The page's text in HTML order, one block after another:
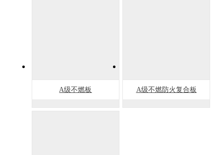
A级不燃板 A级不燃防火复合板